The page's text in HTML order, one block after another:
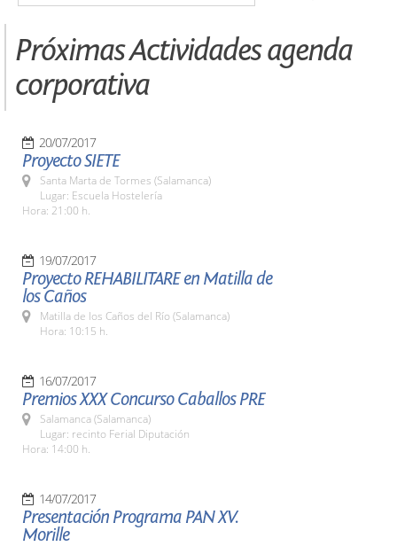
Próximas Actividades agenda
corporativa
20/07/2017
Proyecto SIETE
Santa Marta de Tormes (Salamanca)
Lugar: Escuela Hostelería
Hora: 21:00 h.
19/07/2017
Proyecto REHABILITARE en Matilla de
los Caños
Matilla de los Caños del Río (Salamanca)
Hora: 10:15 h.
16/07/2017
Premios XXX Concurso Caballos PRE
Salamanca (Salamanca)
Lugar: recinto Ferial Diputación
Hora: 14:00 h.
14/07/2017
Presentación Programa PAN XV.
Morille